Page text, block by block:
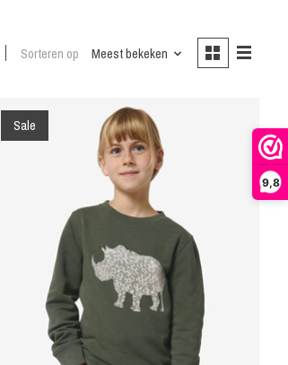
9,8
Sorteren op Meest bekeken
Sale